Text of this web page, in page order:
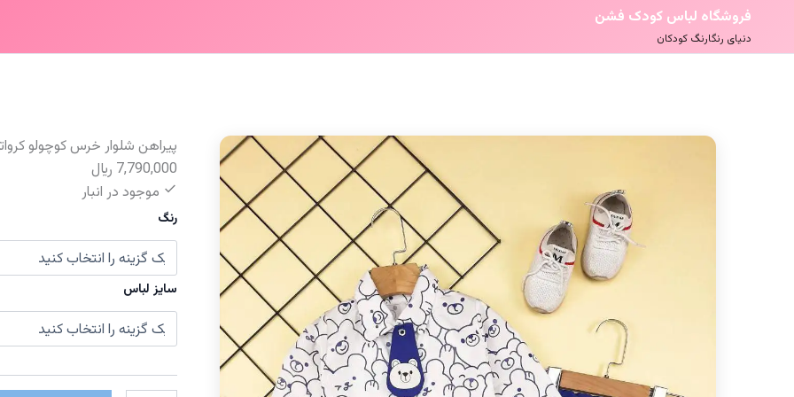
فروشگاه لباس کودک فشن
دنیای رنگارنگ کودکان
پیراهن شلوار خرس کوچولو
7,790,000 ﷼
موجود در انبار
رنگ
سایز لباس